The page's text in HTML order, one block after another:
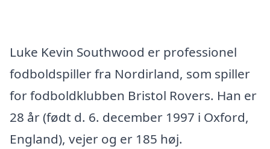
Luke Kevin Southwood er professionel
fodboldspiller fra Nordirland, som spiller
for fodboldklubben Bristol Rovers. Han er
28 år (født d. 6. december 1997 i Oxford,
England), vejer og er 185 høj.